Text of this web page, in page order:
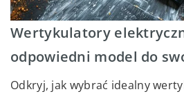
Wertykulatory
odpowiedni model do
Odkryj, jak wybrać idealny